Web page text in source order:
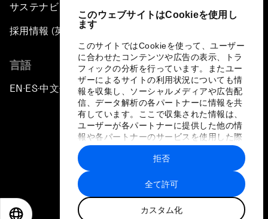
このウェブサイトはCookieを使用し
ます
このサイトではCookieを使って、ユーザー
に合わせたコンテンツや広告の表示、トラ
フィックの分析を行っています。またユー
ザーによるサイトの利用状況についても情
報を収集し、ソーシャルメディアや広告配
信、データ解析の各パートナーに情報を共
有しています。ここで収集された情報は、
ユーザーが各パートナーに提供した他の情
報や各パートナーのサービスを使用した際
に収集された情報と組み合わされ、各パー
トナーによって使用されることがありま
す。
全て許可
カスタム化
拒否
サステナビリティへの取り組み
採用情報 (英語のみ)
言語
EN ▪ES▪中文▪ 日本語
プライバシーポリシーと利用規約
サイトマップ
©
世界経済フォーラム